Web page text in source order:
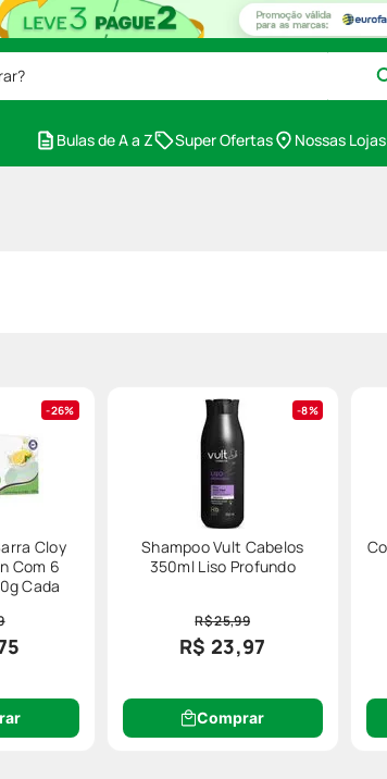
Bulas de A a Z Super Ofertas Nossas Lojas
26%
Cloy
Com 6
Cada
8%
Shampoo Vult Cabelos
350ml Liso Profundo
R$ 25,99
R$ 23,97
Comprar